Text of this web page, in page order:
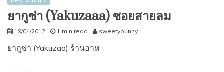
ยากูซ่า (Yakuzaaa) ซอยสายลม
19/04/2012 1 min read sweetybunny
ยากูซ่า (Yakuzaa) ร้านอาห